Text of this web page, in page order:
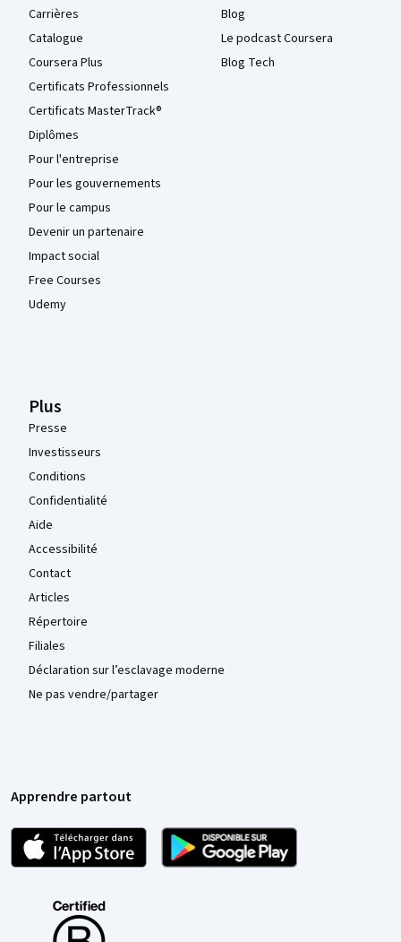
Carrières
Catalogue
Coursera Plus
Certificats Professionnels
Certificats MasterTrack®
Diplômes
Pour l'entreprise
Pour les gouvernements
Pour le campus
Devenir un partenaire
Impact social
Free Courses
Udemy
Blog
Le podcast Coursera
Blog Tech
Plus
Presse
Investisseurs
Conditions
Confidentialité
Aide
Accessibilité
Contact
Articles
Répertoire
Filiales
Déclaration sur l’esclavage moderne
Ne pas vendre/partager
Apprendre partout